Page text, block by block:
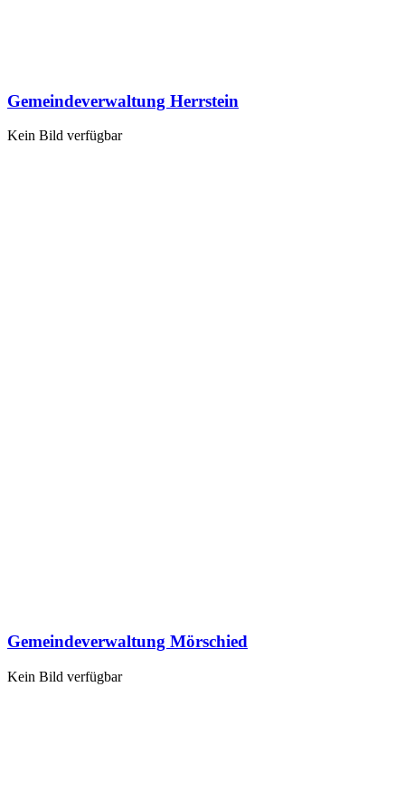
Gemeindeverwaltung Herrstein
Kein Bild verfügbar
Gemeindeverwaltung Mörschied
Kein Bild verfügbar